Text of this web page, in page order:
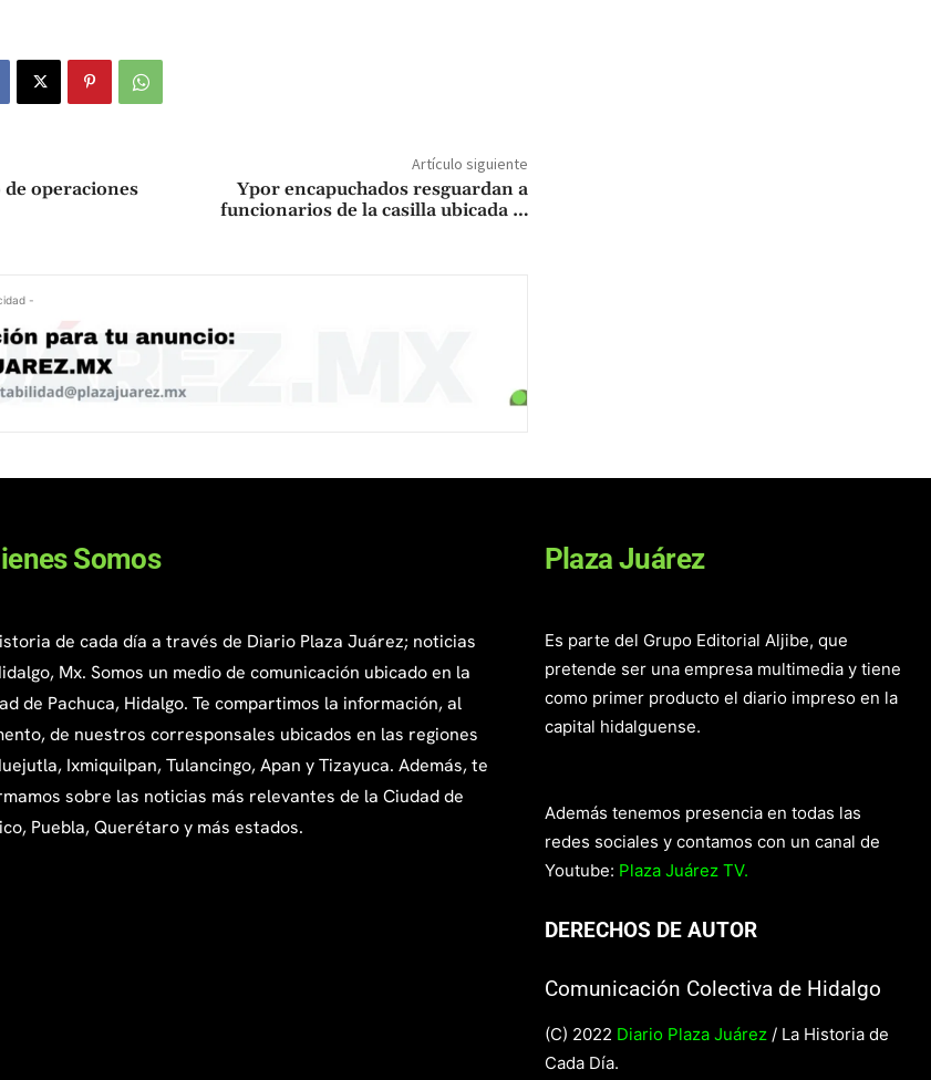
operaciones
Artículo siguiente
Ypor encapuchados resguardan a
funcionarios de la casilla ubicada …
-
Somos
de cada día a través de Diario Plaza Juárez; noticias
Mx. Somos un medio de comunicación ubicado en la
de Pachuca, Hidalgo. Te compartimos la información, al
de nuestros corresponsales ubicados en las regiones
Ixmiquilpan, Tulancingo, Apan y Tizayuca. Además, te
sobre las noticias más relevantes de la Ciudad de
Puebla, Querétaro y más estados.
Plaza Juárez
Es parte del Grupo Editorial Aljibe, que
pretende ser una empresa multimedia y tiene
como primer producto el diario impreso en la
capital hidalguense.
Además tenemos presencia en todas las
redes sociales y contamos con un canal de
Youtube: Plaza Juárez TV.
DERECHOS DE AUTOR
Comunicación Colectiva de Hidalgo
(C) 2022 Diario Plaza Juárez / La Historia de
Cada Día.